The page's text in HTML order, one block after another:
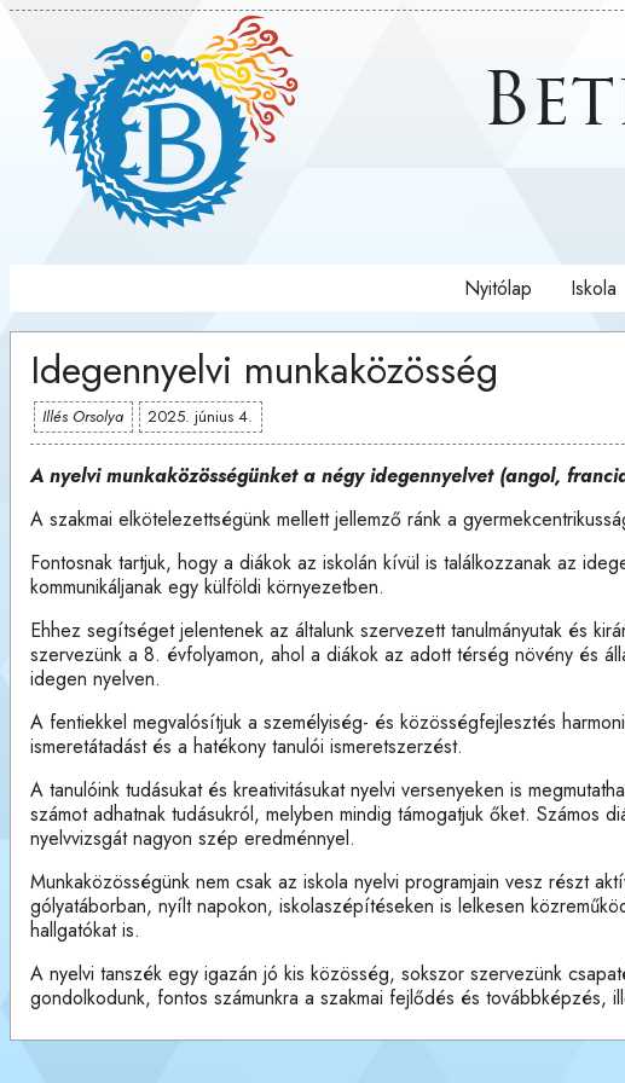
Nyitólap Iskola
Idegennyelvi munkaközösség
Illés Orsolya 2025. június 4.
A nyelvi munkaközösségünket a négy idegennyelvet (angol,
A szakmai elkötelezettségünk mellett jellemző ránk a
Fontosnak tartjuk, hogy a diákok az iskolán kívül is találkozzanak az
kommunikáljanak egy külföldi környezetben.
Ehhez segítséget jelentenek az általunk szervezett tanulmányutak és
szervezünk a 8. évfolyamon, ahol a diákok az adott térség növény és
idegen nyelven.
A fentiekkel megvalósítjuk a személyiség- és közösségfejlesztés
ismeretátadást és a hatékony tanulói ismeretszerzést.
A tanulóink tudásukat és kreativitásukat nyelvi versenyeken is
számot adhatnak tudásukról, melyben mindig támogatjuk őket. Számos
nyelvvizsgát nagyon szép eredménnyel.
Munkaközösségünk nem csak az iskola nyelvi programjain vesz részt
gólyatáborban, nyílt napokon, iskolaszépítéseken is lelkesen
hallgatókat is.
A nyelvi tanszék egy igazán jó kis közösség, sokszor szervezünk
gondolkodunk, fontos számunkra a szakmai fejlődés és továbbképzés,